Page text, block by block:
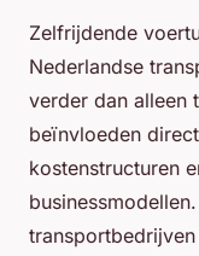
Zelfrijdende
Nederlandse
verder dan alleen
beïnvloeden
kostenstructuren